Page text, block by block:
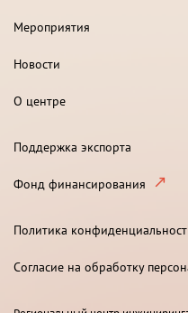
Мероприятия
Новости
О центре
Поддержка экспорта
Фонд финансирования
Политика
Согласие на обработку